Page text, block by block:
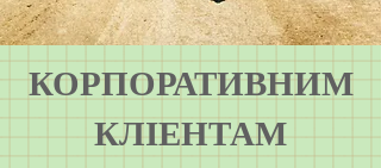
КОРПОРАТИВНИМ
КЛІЕНТАМ